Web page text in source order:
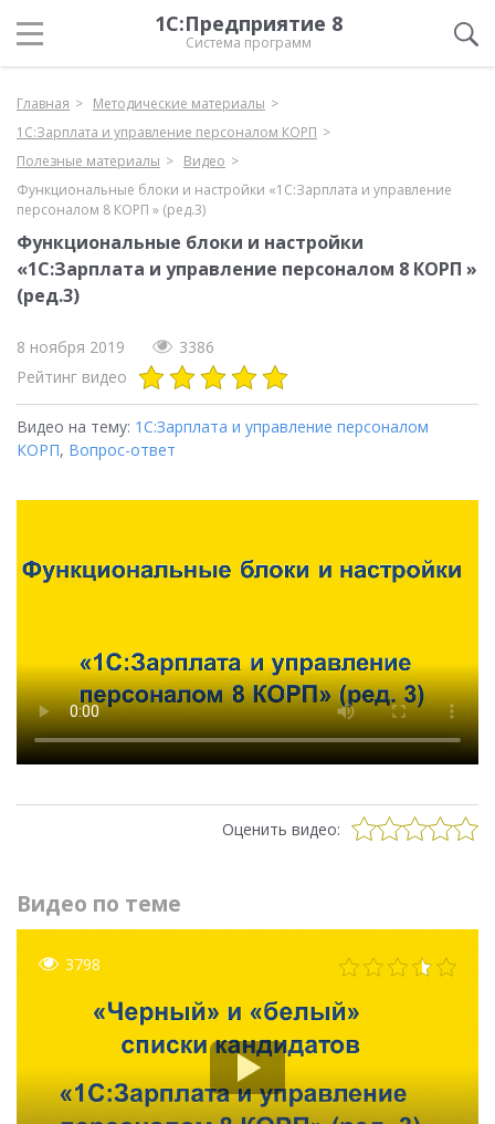
1С:Предприятие 8
Система программ
Главная
Методические материалы
1С:Зарплата и управление персоналом КОРП
Полезные материалы
Видео
Функциональные блоки и настройки «1C:Зарплата и управление
персоналом 8 КОРП » (ред.3)
Функциональные блоки и настройки
«1C:Зарплата и управление персоналом 8 КОРП »
(ред.3)
8 ноября 2019
3386
Рейтинг видео
Видео на тему: 1С:Зарплата и управление персоналом
КОРП, Вопрос-ответ
Оценить видео:
Видео по теме
3798